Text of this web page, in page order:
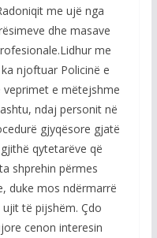
me ujë nga
dhe masave
me
ka njoftuar Policinë e
veprimet e mëtejshme
ndaj personit në
gjyqësore gjatë
qytetarëve që
shprehin përmes
duke mos ndërmarrë
të pijshëm. Çdo
cenon interesin